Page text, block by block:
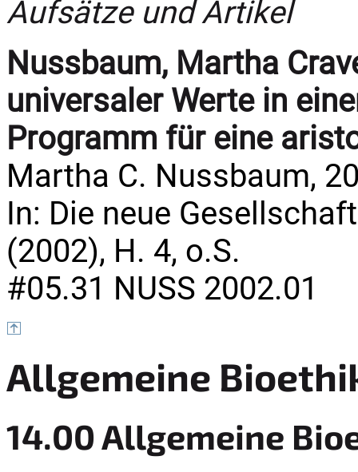
Aufsätze und Artikel
Nussbaum, Martha
universaler Werte in
Programm für eine
Martha C. Nussbaum,
In: Die neue
(2002), H. 4, o.S.
#05.31 NUSS 2002.01
Allgemeine
14.00 Allgemeine